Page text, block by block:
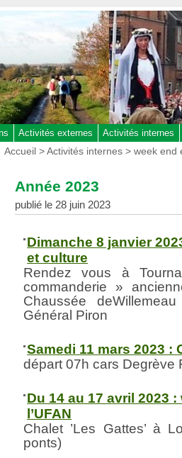
Activités externes Activités internes
Vous
Accueil >Activités internes >week end
Année 2023
publié le 28 juin 2023
Dimanche 8 janvier
et culture
Rendez vous à
commanderie »
Chaussée
Général Piron
Samedi 11 mars 2023 :
départ 07h cars Degrève
Du 14 au 17 avril 2023
l’UFAN
Chalet ’Les Gattes’ à
ponts)